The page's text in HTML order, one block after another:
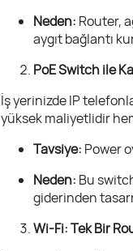
Neden: Router,
aygıt bağlantı
PoE Switch ile
İş yerinizde IP
yüksek maliyetlidir
Tavsiye: Power
Neden: Bu
giderinden
Wi-Fi: Tek Bir